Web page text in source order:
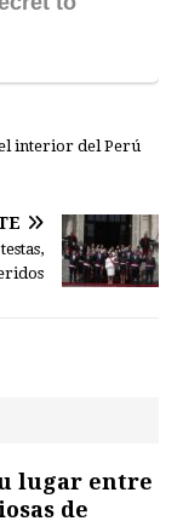
interior del Perú
lugar entre
de